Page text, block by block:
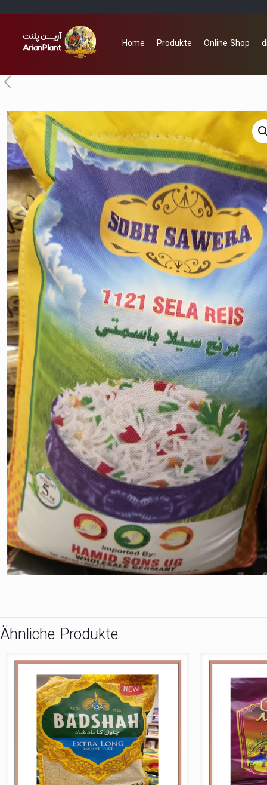
Home Produkte Online Shop
Ähnliche Produkte